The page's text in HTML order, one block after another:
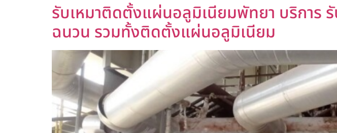
รับเหมาติดตั้งแผ่นอลูมิเนียมพัทยา บริการ
ฉนวน รวมทั้งติดตั้งแผ่นอลูมิเนียม